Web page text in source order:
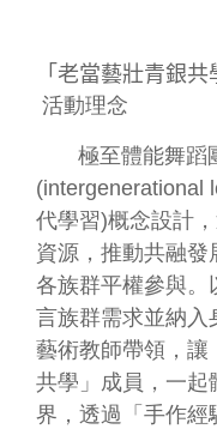
站
隱
私
權
及
全
政
「 老當藝壯青銀共
活動理念
極至體能舞蹈團
(intergenerational
代學習)概念設計
資源，推動共融發
各族群平權參與。
言族群需求並納入
藝術教師帶領，讓
共學」成員，一起
界，透過「手作經